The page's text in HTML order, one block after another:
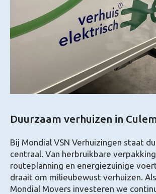
Duurzaam verhuizen in
Bij Mondial VSN Verhuizingen staat
centraal. Van herbruikbare
routeplanning en energiezuinige
draait om milieubewust verhuizen.
Mondial Movers investeren we